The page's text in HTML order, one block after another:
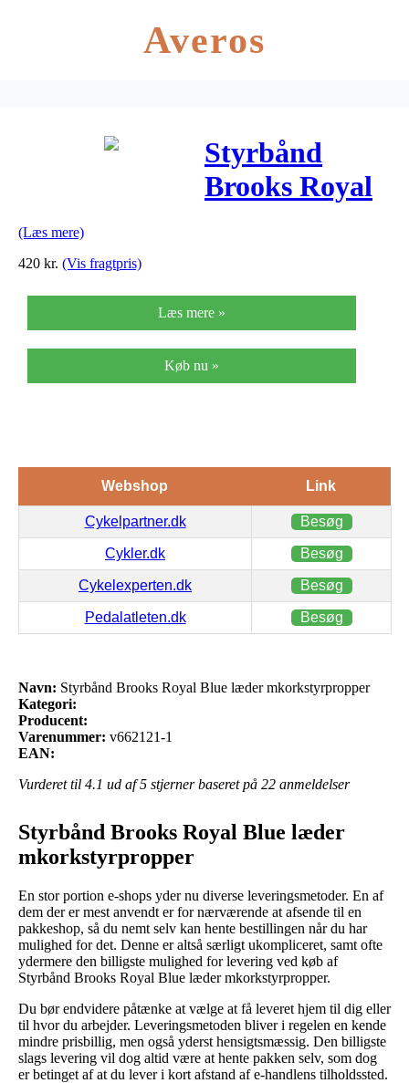
Averos
Styrbånd
Brooks Royal
(Læs mere)
420 kr. (Vis fragtpris)
Læs mere »
Køb nu »
Webshop Link
Cykelpartner.dk Besøg
Cykler.dk Besøg
Cykelexperten.dk Besøg
Pedalatleten.dk Besøg
Navn: Styrbånd Brooks Royal Blue læder mkorkstyrpropper
Kategori:
Producent:
Varenummer: v662121-1
EAN:
Vurderet til 4.1 ud af 5 stjerner baseret på 22 anmeldelser
Styrbånd Brooks Royal Blue læder
mkorkstyrpropper
En stor portion e-shops yder nu diverse leveringsmetoder. En af
dem der er mest anvendt er for nærværende at afsende til en
pakkeshop, så du nemt selv kan hente bestillingen når du har
mulighed for det. Denne er altså særligt ukompliceret, samt ofte
ydermere den billigste mulighed for levering ved køb af
Styrbånd Brooks Royal Blue læder mkorkstyrpropper.
Du bør endvidere påtænke at vælge at få leveret hjem til dig eller
til hvor du arbejder. Leveringsmetoden bliver i regelen en kende
mindre prisbillig, men også yderst hensigtsmæssig. Den billigste
slags levering vil dog altid være at hente pakken selv, som dog
er betinget af at du lever i kort afstand af e-handlens tilholdssted.